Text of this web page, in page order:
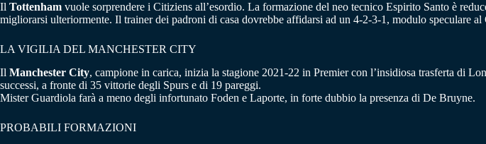
Il Tottenham vuole sorprendere i Citiziens all’esordio. La formazione del neo tecnico Espirito Santo è
migliorarsi ulteriormente. Il trainer dei padroni di casa dovrebbe affidarsi ad un 4-2-3-1, modulo speculare
LA VIGILIA DEL MANCHESTER CITY
Il Manchester City, campione in carica, inizia la stagione 2021-22 in Premier con l’insidiosa trasferta di
successi, a fronte di 35 vittorie degli Spurs e di 19 pareggi.
Mister Guardiola farà a meno degli infortunato Foden e Laporte, in forte dubbio la presenza di De Bruyne.
PROBABILI FORMAZIONI